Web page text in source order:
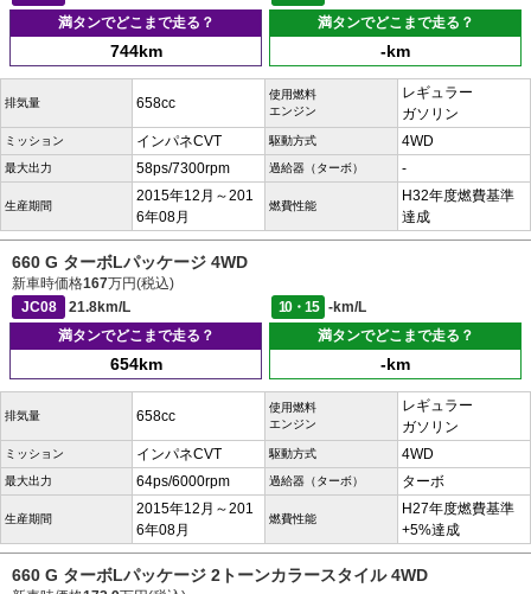
満タンでどこまで走る？
744km
満タンでどこまで走る？
-km
排気量 658cc
使用燃料
エンジン
レギュラー
ガソリン
ミッション インパネCVT 駆動方式 4WD
最大出力 58ps/7300rpm 過給器（ターボ） -
生産期間
2015年12月～201
6年08月
燃費性能
H32年度燃費基準
達成
660 G ターボLパッケージ 4WD
新車時価格167万円(税込)
JC08
21.8km/L 10・15
-km/L
満タンでどこまで走る？
654km
満タンでどこまで走る？
-km
排気量 658cc
使用燃料
エンジン
レギュラー
ガソリン
ミッション インパネCVT 駆動方式 4WD
最大出力 64ps/6000rpm 過給器（ターボ） ターボ
生産期間
2015年12月～201
6年08月
燃費性能
H27年度燃費基準
+5%達成
660 G ターボLパッケージ 2トーンカラースタイル 4WD